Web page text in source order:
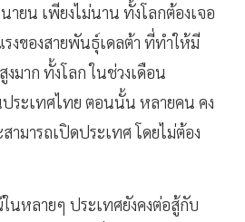
ายน เพียงไม่นาน ทั้งโลกต้องเจอ
งของสายพันธุ์เดลต้า ที่ทำให้มี
มาก ทั้งโลก ในช่วงเดือน
ประเทศไทย ตอนนั้น หลายคน คง
ามารถเปิดประเทศ โดยไม่ต้อง
นหลายๆ ประเทศยังคงต่อสู้กับ